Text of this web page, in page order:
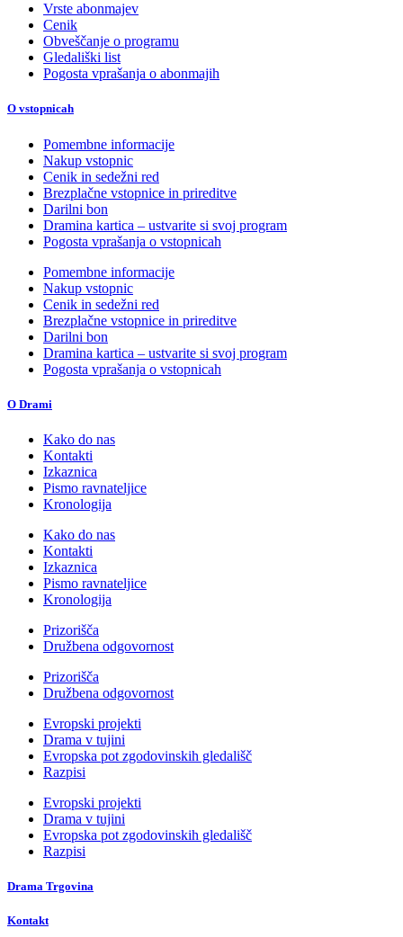
Vrste abonmajev
Cenik
Obveščanje o programu
Gledališki list
Pogosta vprašanja o abonmajih
O vstopnicah
Pomembne informacije
Nakup vstopnic
Cenik in sedežni red
Brezplačne vstopnice in prireditve
Darilni bon
Dramina kartica – ustvarite si svoj program
Pogosta vprašanja o vstopnicah
Pomembne informacije
Nakup vstopnic
Cenik in sedežni red
Brezplačne vstopnice in prireditve
Darilni bon
Dramina kartica – ustvarite si svoj program
Pogosta vprašanja o vstopnicah
O Drami
Kako do nas
Kontakti
Izkaznica
Pismo ravnateljice
Kronologija
Kako do nas
Kontakti
Izkaznica
Pismo ravnateljice
Kronologija
Prizorišča
Družbena odgovornost
Prizorišča
Družbena odgovornost
Evropski projekti
Drama v tujini
Evropska pot zgodovinskih gledališč
Razpisi
Evropski projekti
Drama v tujini
Evropska pot zgodovinskih gledališč
Razpisi
Drama Trgovina
Kontakt